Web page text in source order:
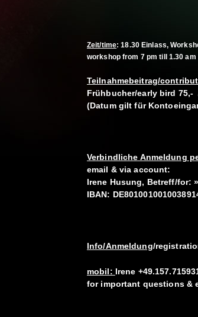
Zeit/time: 18.30 Einlass,
workshop from 7 pm till 1.30 am
Teilnahmebeitrag/
Frühbucher/early bird 75,-
(Datum gilt für
Verbindliche Anmeldung
email & via account:
Irene Husung, Betreff/for:
IBAN:
Info/Anmeldung/
mobil: Irene
for important questions &